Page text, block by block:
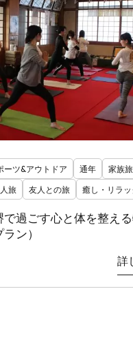
ーツ&アウトドア 通年
家族
旅 友人との旅 癒し・リラッ
で過ごす心と体を整え
ン）
詳